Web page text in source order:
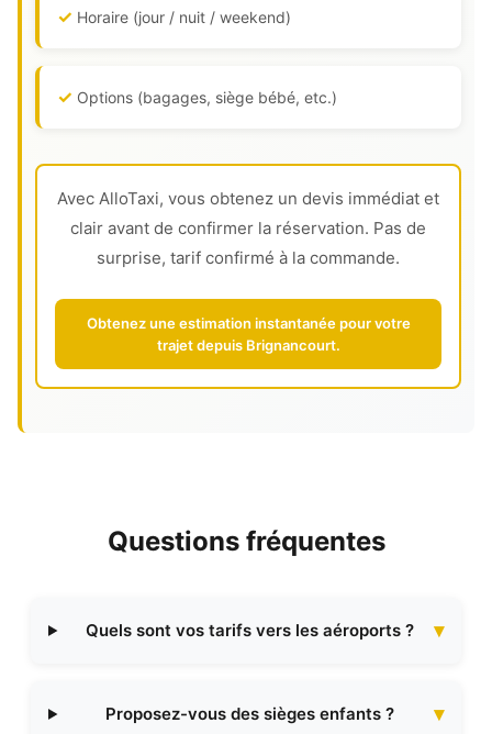
Horaire (jour / nuit / weekend)
Options (bagages, siège bébé, etc.)
Avec AlloTaxi, vous obtenez un devis immédiat et
clair avant de confirmer la réservation. Pas de
surprise, tarif confirmé à la commande.
Obtenez une estimation instantanée pour votre
trajet depuis Brignancourt.
Questions fréquentes
Quels sont vos tarifs vers les aéroports ?
Proposez-vous des sièges enfants ?